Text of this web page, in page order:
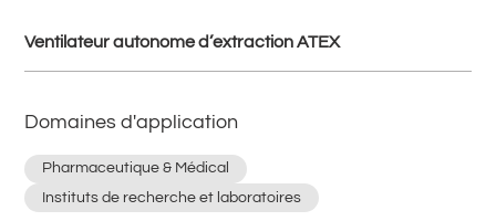
Ventilateur autonome d’extraction ATEX
Domaines d'application
Pharmaceutique & Médical
Instituts de recherche et laboratoires